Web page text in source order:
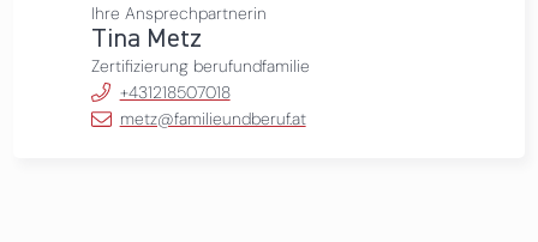
Ihre Ansprechpartnerin
Tina Metz
Zertifizierung berufundfamilie
+431218507018
metz@familieundberuf.at